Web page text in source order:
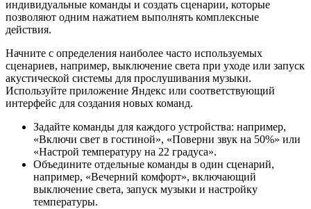
индивидуальные команды и создать сценарии, которые
позволяют одним нажатием выполнять комплексные
действия.
Начните с определения наиболее часто используемых
сценариев, например, выключение света при уходе или запуск
акустической системы для прослушивания музыки.
Используйте приложение Яндекс или соответствующий
интерфейс для создания новых команд.
Задайте команды для каждого устройства: например,
«Включи свет в гостиной», «Поверни звук на 50%» или
«Настрой температуру на 22 градуса».
Объедините отдельные команды в один сценарий,
например, «Вечерний комфорт», включающий
выключение света, запуск музыки и настройку
температуры.